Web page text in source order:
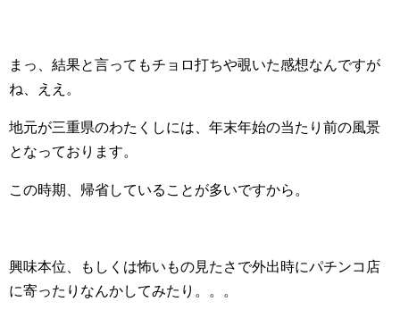
まっ、結果と言ってもチョロ打ちや覗いた感想なんですが
ね、ええ。
地元が三重県のわたくしには、年末年始の当たり前の風景
となっております。
この時期、帰省していることが多いですから。
興味本位、もしくは怖いもの見たさで外出時にパチンコ店
に寄ったりなんかしてみたり。。。